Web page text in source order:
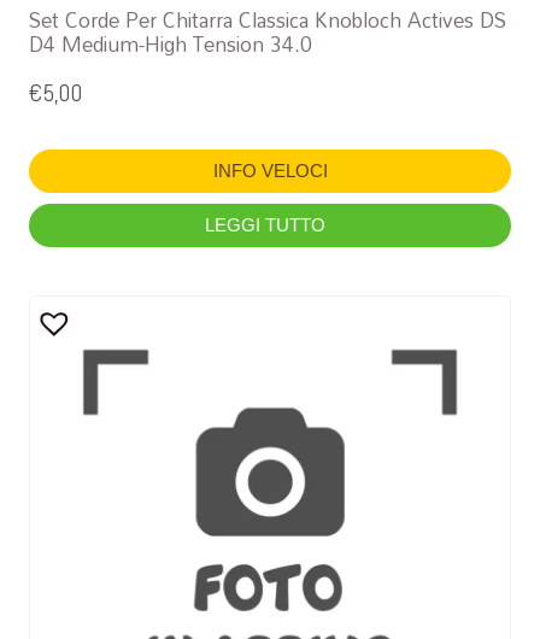
Set Corde Per Chitarra Classica Knobloch Actives DS
D4 Medium-High Tension 34.0
€5,00
INFO VELOCI
LEGGI TUTTO